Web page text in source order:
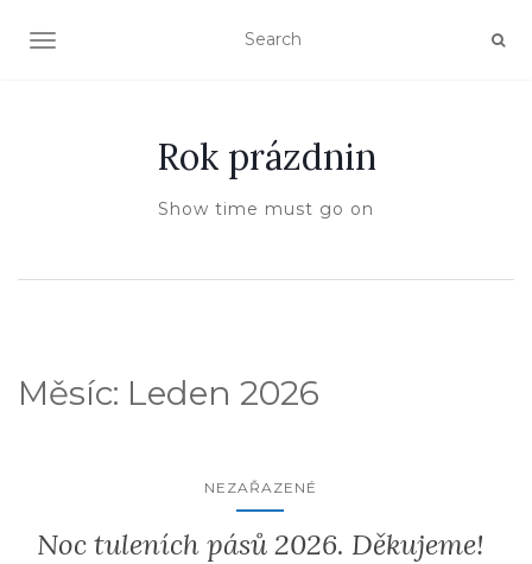
TOGGLE NAVIGATION
Rok prázdnin
Show time must go on
Měsíc: Leden 2026
NEZAŘAZENÉ
Noc tuleních pásů 2026. Děkujeme!